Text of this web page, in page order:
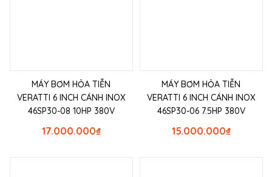
MÁY BƠM HỎA TIỄN
VERATTI 6 INCH CÁNH INOX
46SP30-08 10HP 380V
₫
17.000.000
MÁY BƠM HỎA TIỄN
VERATTI 6 INCH CÁNH INOX
46SP30-06 7.5HP 380V
₫
15.000.000